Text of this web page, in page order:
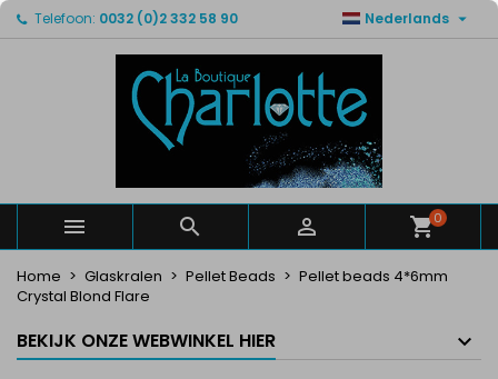
Telefoon: 0032 (0)2 332 58 90 Nederlands 
   0
Home Glaskralen Pellet Beads
Pellet beads 4*6mm
Crystal Blond Flare
BEKIJK ONZE WEBWINKEL HIER
Mijn verlanglijsten ×
Maak een lijst
Maak een verlanglijst ×
Verlanglijst naam
Annuleren Maak een verlanglijst
Inloggen ×
U moet ingelogd zijn om producten in uw verlanglijst
Annuleren Inloggen